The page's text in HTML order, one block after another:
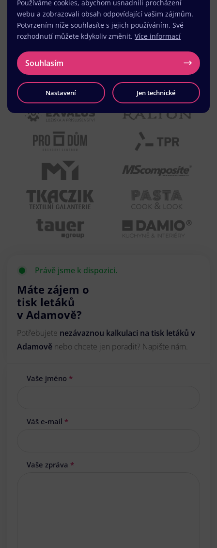
Právě jsme k dispozici.
Máte zájem o
tisk letáků
v Adamově?
Potřebujete nezávaznou kalkulaci na tisk letáků v
Adamově nebo chcete jen poradit? Napište nám.
Vaše jméno *
Váš e-mail *
Vaše zpráva *
Používáme cookies, abychom usnadnili procházení
webu a zobrazovali obsah odpovídající vašim zájmům.
Potvrzením níže souhlasíte s jejich používáním. Své
rozhodnutí můžete kdykoliv změnit. Více informací
Souhlasím
Nastavení Jen technické